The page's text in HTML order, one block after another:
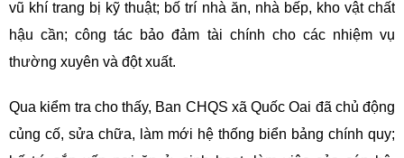
vũ khí trang bị kỹ thuật; bố trí nhà ăn, nhà bếp, kho vật chất
hậu cần; công tác bảo đảm tài chính cho các nhiệm vụ
thường xuyên và đột xuất.
Qua kiểm tra cho thấy, Ban CHQS xã Quốc Oai đã chủ động
củng cố, sửa chữa, làm mới hệ thống biển bảng chính quy;